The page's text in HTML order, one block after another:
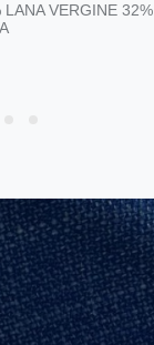
LANA VERGINE 32%